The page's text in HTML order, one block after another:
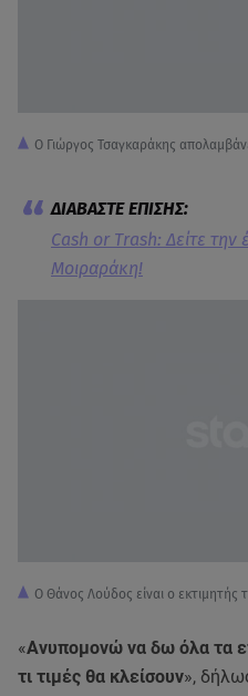
Ο Γιώργος Τσαγκαράκης
Cash or Trash: Δείτε την
Μοιραράκη!
Ο Θάνος Λούδος είναι ο εκτιμητής
«Ανυπομονώ να δω όλα τα
τι τιμές θα κλείσουν»,